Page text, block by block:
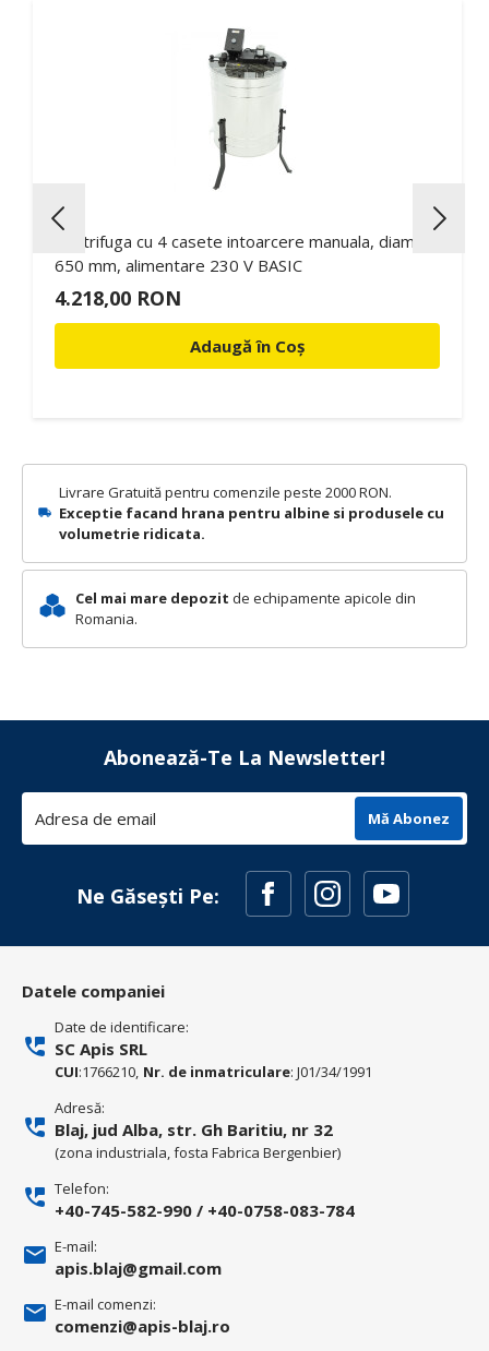
Livrare Gratuită pentru comenzile peste 2000 RON.
Exceptie facand hrana pentru albine si produsele cu
volumetrie ridicata.
Cel mai mare depozit de echipamente apicole din
Romania.
Centrifuga cu 4 casete intoarcere manuala, diam.
650 mm, alimentare 230 V BASIC
4.218,00 RON
Adaugă în Coș
Abonează-Te La Newsletter!
Mă Abonez
Ne Găsești Pe:
Datele companiei
Date de identificare:
SC Apis SRL
CUI:1766210, Nr. de inmatriculare: J01/34/1991
Adresă:
Blaj, jud Alba, str. Gh Baritiu, nr 32
(zona industriala, fosta Fabrica Bergenbier)
Telefon:
+40-745-582-990 / +40-0758-083-784
E-mail:
apis.blaj@gmail.com
E-mail comenzi:
comenzi@apis-blaj.ro